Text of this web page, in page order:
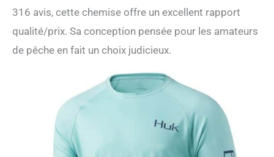
316 avis, cette chemise offre un excellent rapport
qualité/prix. Sa conception pensée pour les amateurs
de pêche en fait un choix judicieux.